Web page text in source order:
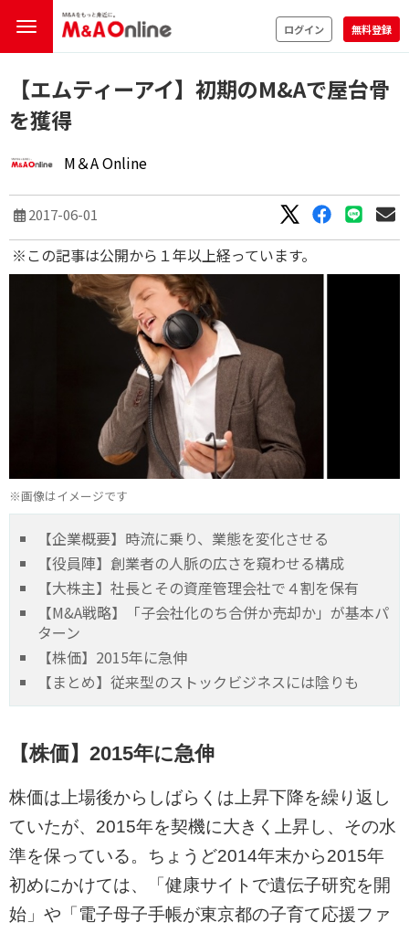
ログイン 無料登録
【エムティーアイ】初期のM&Aで屋台骨
を獲得
M＆A Online
2017-06-01
※この記事は公開から１年以上経っています。
※画像はイメージです
【企業概要】時流に乗り、業態を変化させる
【役員陣】創業者の人脈の広さを窺わせる構成
【大株主】社長とその資産管理会社で４割を保有
【M&A戦略】「子会社化のち合併か売却か」が基本パ
ターン
【株価】2015年に急伸
【まとめ】従来型のストックビジネスには陰りも
【株価】2015年に急伸
株価は上場後からしばらくは上昇下降を繰り返し
ていたが、2015年を契機に大きく上昇し、その水
準を保っている。ちょうど2014年末から2015年
初めにかけては、「健康サイトで遺伝子研究を開
始」や「電子母子手帳が東京都の子育て応援ファ